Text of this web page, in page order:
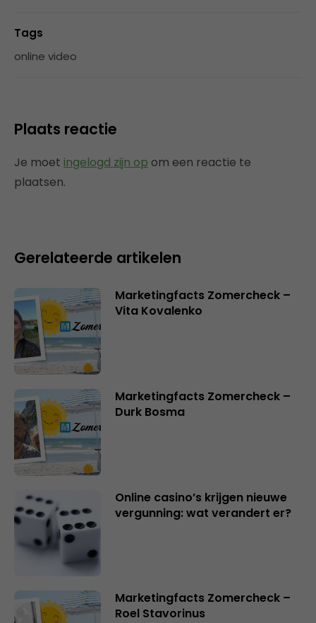
Tags
online video
Plaats reactie
Je moet ingelogd zijn op om een reactie te
plaatsen.
Gerelateerde artikelen
Marketingfacts Zomercheck –
Vita Kovalenko
Marketingfacts Zomercheck –
Durk Bosma
Online casino’s krijgen nieuwe
vergunning: wat verandert er?
Marketingfacts Zomercheck –
Roel Stavorinus